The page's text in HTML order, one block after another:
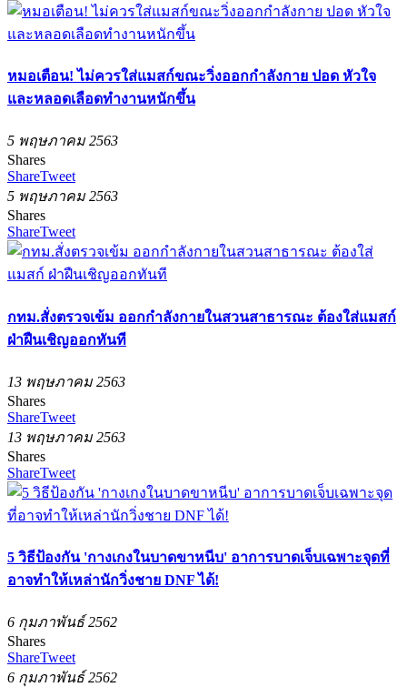
หมอเตือน! ไม่ควรใส่แมสก์ขณะวิ่งออกกำลังกาย ปอด หัวใจ
และหลอดเลือดทำงานหนักขึ้น
5 พฤษภาคม 2563
Shares
ShareTweet
5 พฤษภาคม 2563
Shares
ShareTweet
กทม.สั่งตรวจเข้ม ออกกำลังกายในสวนสาธารณะ ต้องใส่แมสก์
ฝ่าฝืนเชิญออกทันที
13 พฤษภาคม 2563
Shares
ShareTweet
13 พฤษภาคม 2563
Shares
ShareTweet
5 วิธีป้องกัน 'กางเกงในบาดขาหนีบ' อาการบาดเจ็บเฉพาะจุดที่
อาจทำให้เหล่านักวิ่งชาย DNF ได้!
6 กุมภาพันธ์ 2562
Shares
ShareTweet
6 กุมภาพันธ์ 2562